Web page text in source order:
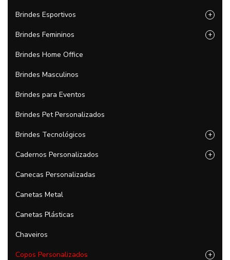
Brindes Esportivos +
Brindes Femininos +
Brindes Home Office
Brindes Masculinos
Brindes para Eventos
Brindes Pet Personalizados
Brindes Tecnológicos +
Cadernos Personalizados +
Canecas Personalizadas
Canetas Metal
Canetas Plásticas
Chaveiros
Copos Personalizados +